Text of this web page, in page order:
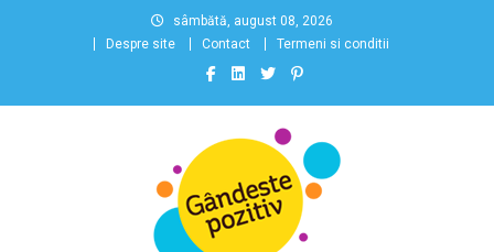
sâmbătă, august 08, 2026
Despre site
Contact Termeni si conditii